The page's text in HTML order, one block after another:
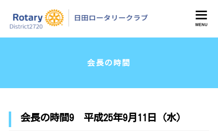
日田ロータリークラブ
会長の時間
会長の時間9 平成25年9月11日（水）